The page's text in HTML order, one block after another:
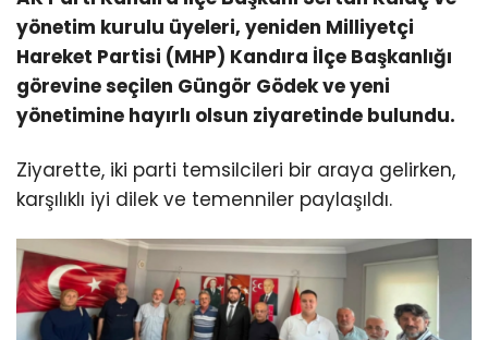
yönetim kurulu üyeleri, yeniden Milliyetçi
Hareket Partisi (MHP) Kandıra İlçe Başkanlığı
görevine seçilen Güngör Gödek ve yeni
yönetimine hayırlı olsun ziyaretinde bulundu.
Ziyarette, iki parti temsilcileri bir araya gelirken,
karşılıklı iyi dilek ve temenniler paylaşıldı.